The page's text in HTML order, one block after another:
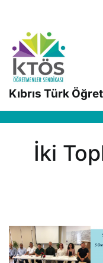
Kıbrıs Türk
İki